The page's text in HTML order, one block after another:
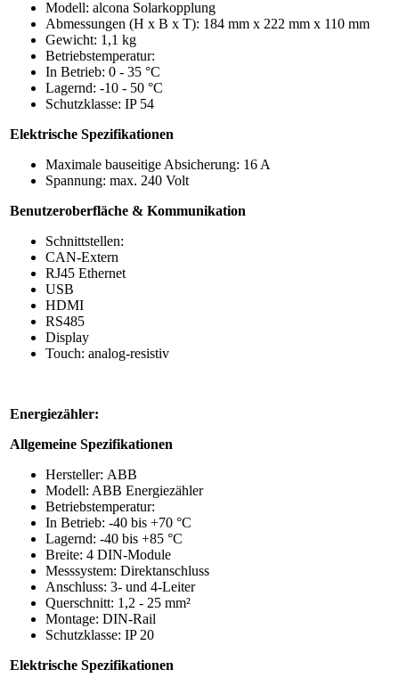
Modell: alcona Solarkopplung
Abmessungen (H x B x T): 184 mm x 222 mm x 110 mm
Gewicht: 1,1 kg
Betriebstemperatur:
In Betrieb: 0 - 35 °C
Lagernd: -10 - 50 °C
Schutzklasse: IP 54
Elektrische Spezifikationen
Maximale bauseitige Absicherung: 16 A
Spannung: max. 240 Volt
Benutzeroberfläche & Kommunikation
Schnittstellen:
CAN-Extern
RJ45 Ethernet
USB
HDMI
RS485
Display
Touch: analog-resistiv
Energiezähler:
Allgemeine Spezifikationen
Hersteller: ABB
Modell: ABB Energiezähler
Betriebstemperatur:
In Betrieb: -40 bis +70 °C
Lagernd: -40 bis +85 °C
Breite: 4 DIN-Module
Messsystem: Direktanschluss
Anschluss: 3- und 4-Leiter
Querschnitt: 1,2 - 25 mm²
Montage: DIN-Rail
Schutzklasse: IP 20
Elektrische Spezifikationen